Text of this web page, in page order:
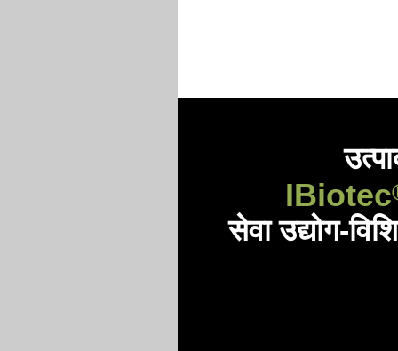
IBiotec
सेवा उद्योग-